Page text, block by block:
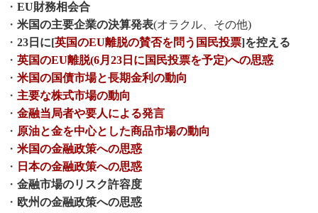
・ EU財務相会合
・ 米国の主要企業の決算発表(オラクル、その他)
・ 23日に[英国のEU離脱の賛否を問う国民投票]を控える
・ 英国のEU離脱(6月23日に国民投票を予定)への思惑
・ 米国の国債市場と長期金利の動向
・ 主要な株式市場の動向
・ 金融当局者や要人による発言
・ 原油と金を中心とした商品市場の動向
・ 米国の金融政策への思惑
・ 日本の金融政策への思惑
・ 金融市場のリスク許容度
・ 欧州の金融政策への思惑